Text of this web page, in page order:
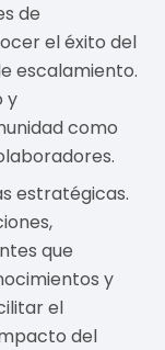
de
el éxito del
escalamiento.
y
como
estratégicas.
que
y
el
del